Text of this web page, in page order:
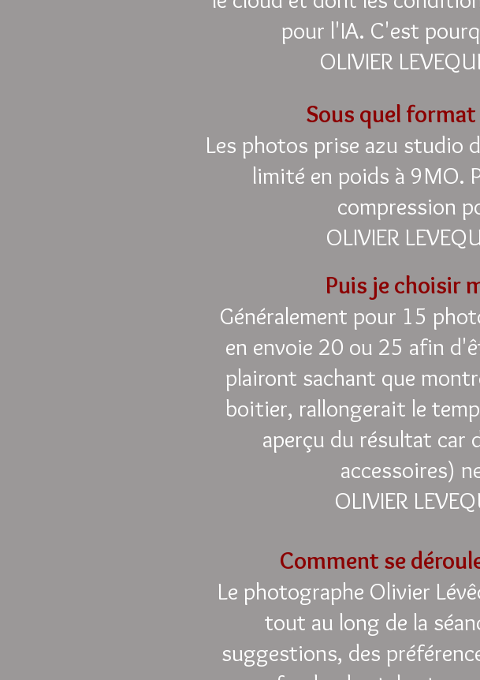
pour l'IA. C'est
OLIVIER
Sous quel
Les photos prise azu studio
limité en poids à 9MO.
compression
OLIVIER
Puis je choisir
Généralement pour 15
en envoie 20 ou 25 afin
plairont sachant que
boitier, rallongerait le
aperçu du résultat car
accessoires)
OLIVIER
Comment se
Le photographe Olivier
tout au long de la
suggestions, des